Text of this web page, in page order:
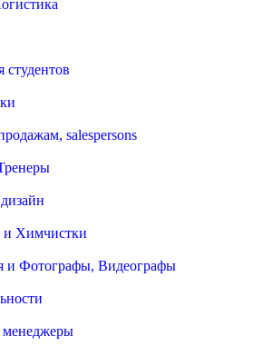
студентов
salespersons
Химчистки
и Фотографы, Видеографы
менеджеры